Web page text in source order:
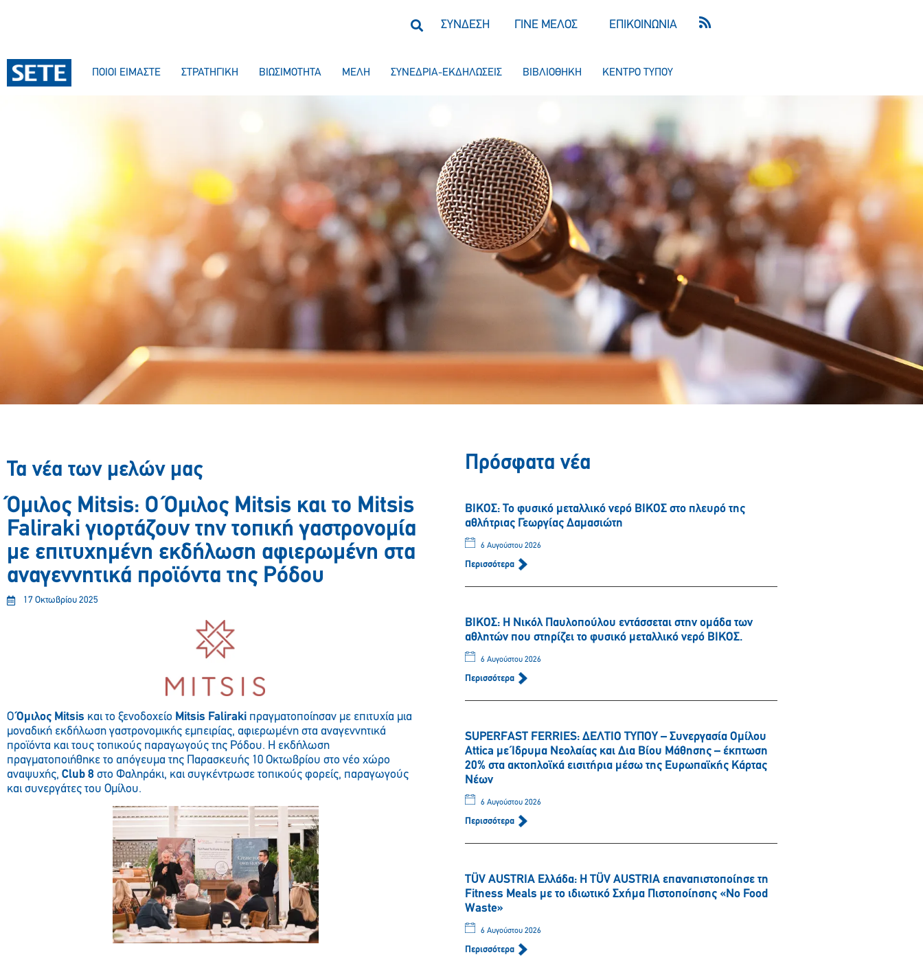
ΣΥΝΔΕΣΗ ΓΙΝΕ ΜΕΛΟΣ ΕΠΙΚΟΙΝΩΝΙΑ
ΠΟΙΟΙ ΕΙΜΑΣΤΕ ΣΤΡΑΤΗΓΙΚΗ ΒΙΩΣΙΜΟΤΗΤΑ ΜΕΛΗ ΣΥΝΕΔΡΙΑ-ΕΚΔΗΛΩΣΕΙΣ ΒΙΒΛΙΟΘΗΚΗ ΚΕΝΤΡΟ ΤΥΠΟΥ
Τα νέα των μελών μας
Όμιλος Mitsis: Ο Όμιλος Mitsis και το Mitsis
Faliraki γιορτάζουν την τοπική γαστρονομία
με επιτυχημένη εκδήλωση αφιερωμένη στα
αναγεννητικά προϊόντα της Ρόδου
17 Οκτωβρίου 2025
ΟΌμιλος Mitsis και το ξενοδοχείο Mitsis Faliraki πραγματοποίησαν με επιτυχία μια
μοναδική εκδήλωση γαστρονομικής εμπειρίας, αφιερωμένη στα αναγεννητικά
προϊόντα και τους τοπικούς παραγωγούς της Ρόδου. Η εκδήλωση
πραγματοποιήθηκε το απόγευμα της Παρασκευής 10 Οκτωβρίου στο νέο χώρο
αναψυχής, Club 8 στο Φαληράκι, και συγκέντρωσε τοπικούς φορείς, παραγωγούς
και συνεργάτες του Ομίλου.
Πρόσφατα νέα
ΒΙΚΟΣ: Το φυσικό μεταλλικό νερό ΒΙΚΟΣ στο πλευρό της
αθλήτριας Γεωργίας Δαμασιώτη
6 Αυγούστου 2026
Περισσότερα
ΒΙΚΟΣ: Η Νικόλ Παυλοπούλου εντάσσεται στην ομάδα των
αθλητών που στηρίζει το φυσικό μεταλλικό νερό ΒΙΚΟΣ.
6 Αυγούστου 2026
Περισσότερα
SUPERFAST FERRIES: ΔΕΛΤΙΟ ΤΥΠΟΥ – Συνεργασία Ομίλου
Attica με Ίδρυμα Νεολαίας και Δια Βίου Μάθησης – έκπτωση
20% στα ακτοπλοϊκά εισιτήρια μέσω της Ευρωπαϊκής Κάρτας
Νέων
6 Αυγούστου 2026
Περισσότερα
TÜV AUSTRIA Ελλάδα: Η TÜV AUSTRIA επαναπιστοποίησε τη
Fitness Meals με το ιδιωτικό Σχήμα Πιστοποίησης «No Food
Waste»
6 Αυγούστου 2026
Περισσότερα